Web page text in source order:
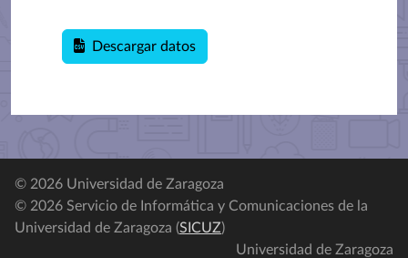
Descargar datos
© 2026 Universidad de Zaragoza
© 2026 Servicio de Informática y Comunicaciones de la
Universidad de Zaragoza (SICUZ)
Universidad de Zaragoza